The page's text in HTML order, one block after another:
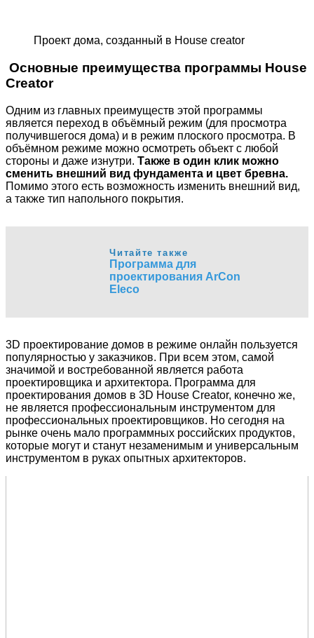
Проект дома, созданный в House creator
Основные преимущества программы House
Creator
Одним из главных преимуществ этой программы
является переход в объёмный режим (для просмотра
получившегося дома) и в режим плоского просмотра. В
объёмном режиме можно осмотреть объект с любой
стороны и даже изнутри. Также в один клик можно
сменить внешний вид фундамента и цвет бревна.
Помимо этого есть возможность изменить внешний вид,
а также тип напольного покрытия.
Читайте также
Программа для
проектирования ArCon
Eleco
3D проектирование домов в режиме онлайн пользуется
популярностью у заказчиков. При всем этом, самой
значимой и востребованной является работа
проектировщика и архитектора. Программа для
проектирования домов в 3D House Creator, конечно же,
не является профессиональным инструментом для
профессиональных проектировщиков. Но сегодня на
рынке очень мало программных российских продуктов,
которые могут и станут незаменимым и универсальным
инструментом в руках опытных архитекторов.